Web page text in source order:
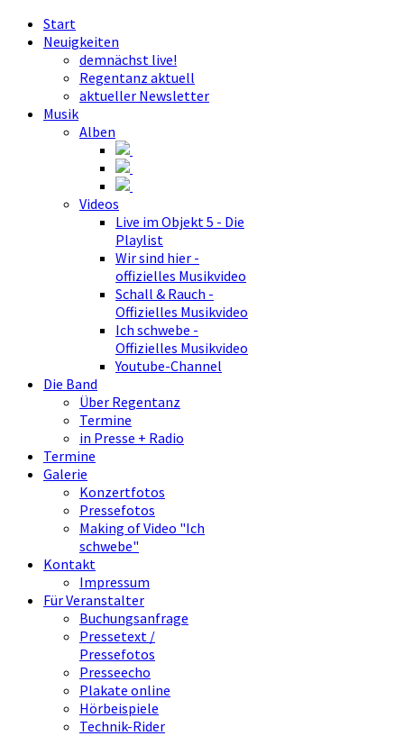
Start
Neuigkeiten
demnächst live!
Regentanz aktuell
aktueller Newsletter
Musik
Alben
Videos
Live im Objekt 5 - Die
Playlist
Wir sind hier -
offizielles Musikvideo
Schall & Rauch -
Offizielles Musikvideo
Ich schwebe -
Offizielles Musikvideo
Youtube-Channel
Die Band
Über Regentanz
Termine
in Presse + Radio
Termine
Galerie
Konzertfotos
Pressefotos
Making of Video "Ich
schwebe"
Kontakt
Impressum
Für Veranstalter
Buchungsanfrage
Pressetext /
Pressefotos
Presseecho
Plakate online
Hörbeispiele
Technik-Rider